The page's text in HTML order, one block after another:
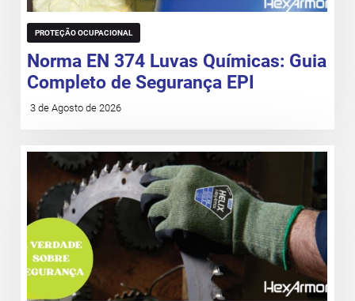
PROTEÇÃO OCUPACIONAL
Norma EN 374 Luvas Químicas: Guia
Completo de Segurança EPI
3 de Agosto de 2026